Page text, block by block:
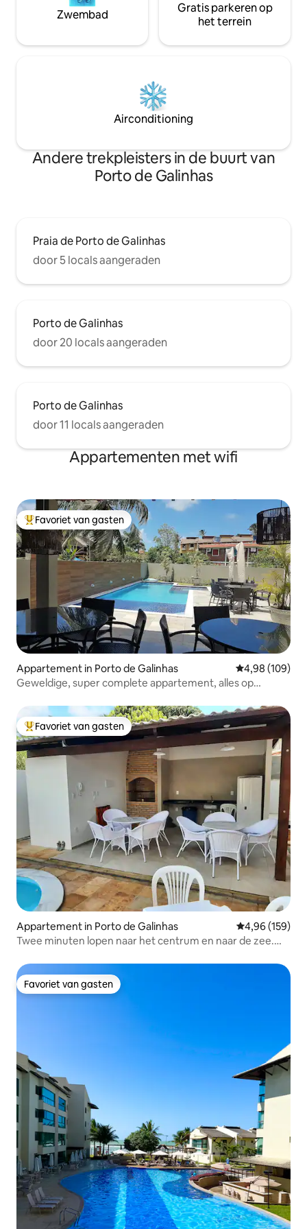
Zwembad
Gratis parkeren op
het terrein
Airconditioning
Andere trekpleisters in de buurt van
Porto de Galinhas
Praia de Porto de Galinhas
door 5 locals aangeraden
Porto de Galinhas
door 20 locals aangeraden
Porto de Galinhas
door 11 locals aangeraden
Appartementen met wifi
Topfavoriet van gasten
Favoriet van gasten
Appartement in Porto de Galinhas Gemiddelde
4,98 (109)
Geweldige, super complete appartement, alles op
Topfavoriet van gasten
Favoriet van gasten
Appartement in Porto de Galinhas Gemiddelde
4,96 (159)
Twee minuten lopen naar het centrum en naar de zee.
Favoriet van gasten
Favoriet van gasten